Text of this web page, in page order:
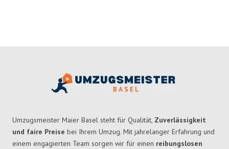
Umzugsmeister Maier Basel steht für Qualität, Zuverlässigkeit
und faire Preise bei Ihrem Umzug. Mit jahrelanger Erfahrung und
einem engagierten Team sorgen wir für einen reibungslosen